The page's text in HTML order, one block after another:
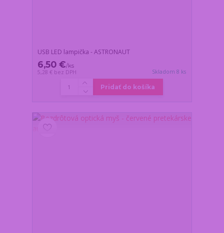
USB LED lampička - ASTRONAUT
6,50 €/ks
5,28 € bez DPH Skladom 8 ks
Pridať do košíka